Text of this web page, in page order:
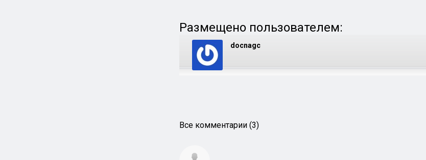
Размещено пользователем:
docnagc
Все комментарии (3)